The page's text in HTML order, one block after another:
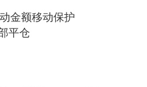
金额移动保护
平仓